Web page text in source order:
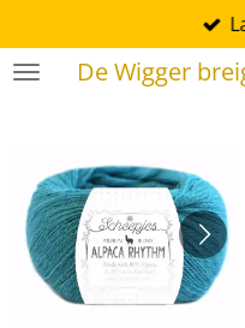
direct
naar
De Wigger